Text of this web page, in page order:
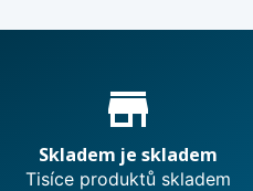
Proč nakupovat u nás?
store_mall_directory
Skladem je skladem
Tisíce produktů skladem